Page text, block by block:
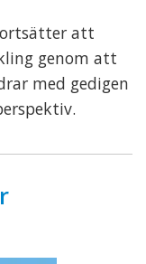
att
genom att
med gedigen